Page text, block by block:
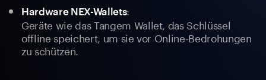
Hardware NEX-Wallets:
Geräte wie das Tangem Wallet, das Schlüssel
offline speichert, um sie vor Online-Bedrohungen
zu schützen.